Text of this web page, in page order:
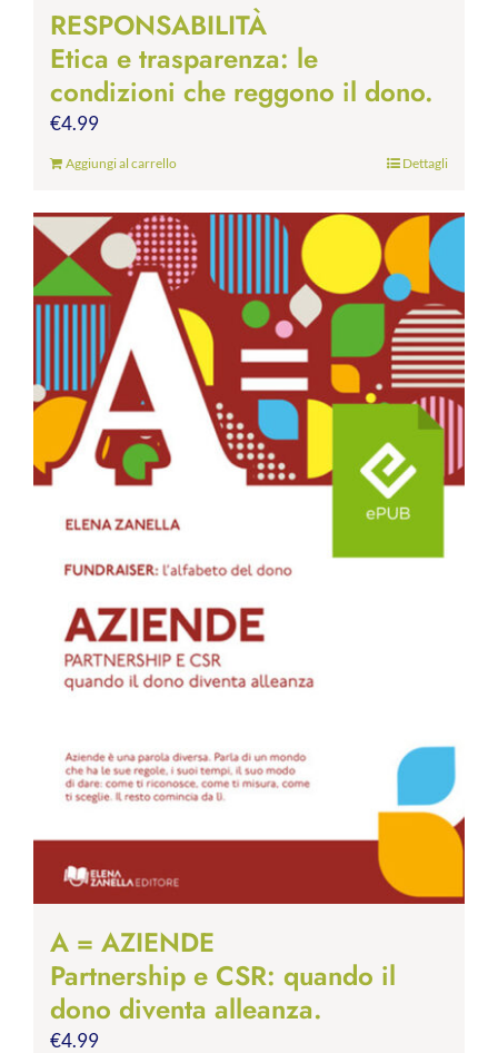
RESPONSABILITÀ
Etica e trasparenza: le
condizioni che reggono il dono.
€4.99
Aggiungi al carrello Dettagli
A = AZIENDE
Partnership e CSR: quando il
dono diventa alleanza.
€4.99